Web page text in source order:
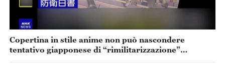
Copertina in stile anime non può nascondere
tentativo giapponese di “rimilitarizzazione”